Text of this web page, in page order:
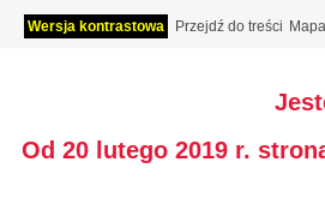
Wersja kontrastowa Przejdź do treści
Od 20 lutego 2019 r.